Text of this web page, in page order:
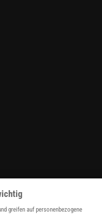
greifen auf personenbezogene